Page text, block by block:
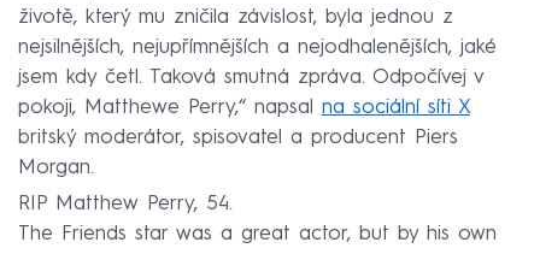
životě, který mu zničila závislost, byla jednou z
nejsilnějších, nejupřímnějších a nejodhalenějších, jaké
jsem kdy četl. Taková smutná zpráva. Odpočívej v
pokoji, Matthewe Perry,“ napsal na sociální síti X
britský moderátor, spisovatel a producent Piers
Morgan.
RIP Matthew Perry, 54.
The Friends star was a great actor, but by his own